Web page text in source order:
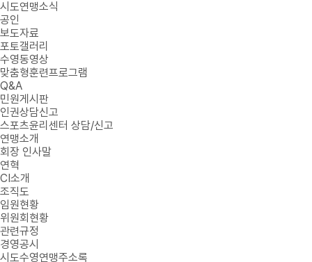
시도연맹소식
공인
보도자료
포토갤러리
수영동영상
맞춤형훈련프로그램
Q&A
민원게시판
인권상담신고
스포츠윤리센터 상담/신고
연맹소개
회장 인사말
연혁
CI소개
조직도
임원현황
위원회현황
관련규정
경영공시
시도수영연맹주소록